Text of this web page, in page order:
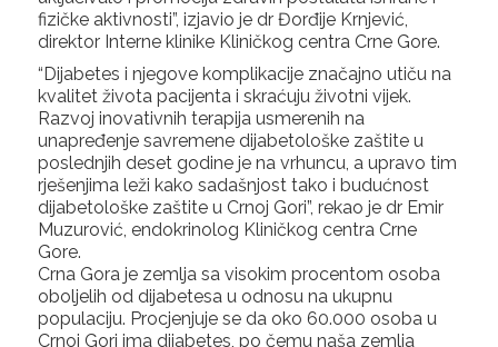
fizičke aktivnosti”, izjavio je dr Đorđije Krnjević,
direktor Interne klinike Kliničkog centra Crne Gore.
“Dijabetes i njegove komplikacije značajno utiču na
kvalitet života pacijenta i skraćuju životni vijek.
Razvoj inovativnih terapija usmerenih na
unapređenje savremene dijabetološke zaštite u
poslednjih deset godine je na vrhuncu, a upravo tim
rješenjima leži kako sadašnjost tako i budućnost
dijabetološke zaštite u Crnoj Gori”, rekao je dr Emir
Muzurović, endokrinolog Kliničkog centra Crne
Gore.
Crna Gora je zemlja sa visokim procentom osoba
oboljelih od dijabetesa u odnosu na ukupnu
populaciju. Procjenjuje se da oko 60.000 osoba u
Crnoj Gori ima dijabetes, po čemu naša zemlja